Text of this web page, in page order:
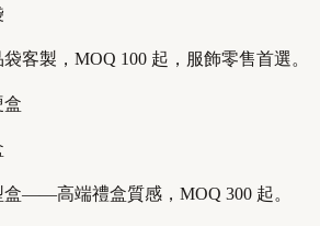
客製，MOQ 100 起，服飾零售首選。
盒
——高端禮盒質感，MOQ 300 起。